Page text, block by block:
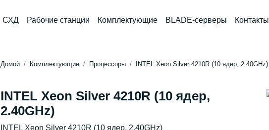
СХД Рабочие станции Комплектующие BLADE-серверы Контакты
Домой Комплектующие Процессоры INTEL Xeon Silver 4210R (10 ядер, 2.40GHz)
INTEL Xeon Silver 4210R (10 ядер,
2.40GHz)
INTEL Xeon Silver 4210R (10 ядер, 2.40GHz)